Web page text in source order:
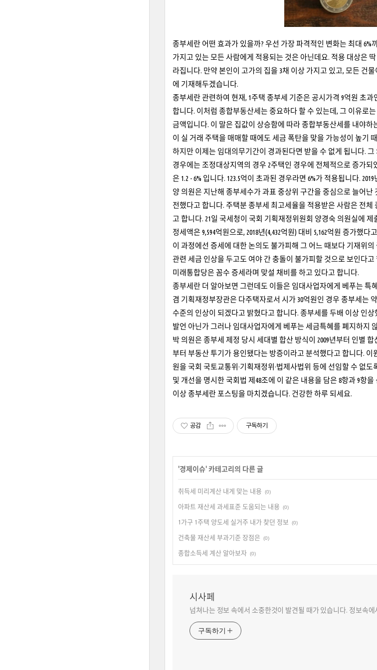
종부세란 어떤 효과가 있을까? 우선 가장 파격적인 변화는 최대 6%
가지고 있는 모든 사람에게 적용되는 것은 아닌데요. 적용 대상은
라집니다. 만약 본인이 고가의 집을 3채 이상 가지고 있고, 모든 건
에 기재해두겠습니다.
종부세란 관련하여 현재, 1주택 종부세 기준은 공시가격 9억원 초
합니다. 이처럼 종합부동산세는 중요하다 할 수 있는데, 그 이유로
금액입니다. 이 말은 집값이 상승함에 따라 종합부동산세를 내야
이 실 거래 주택을 매매할 때에도 세금 폭탄을 맞을 가능성이 높기
하지만 이제는 임대의무기간이 경과된다면 받을 수 없게 됩니다.
경우에는 조정대상지역의 경우 2주택인 경우에 전체적으로 증가
은 1.2 - 6% 입니다. 123.5억이 초과된 경우라면 6%가 적용됩니다.
양 의원은 지난해 종부세수가 과표 중상위 구간을 중심으로 늘어
전했다고 합니다. 주택분 종부세 최고세율을 적용받은 사람은 전체
고 합니다. 21일 국세청이 국회 기획재정위원회 양경숙 의원실에
정세액은 9,594억원으로, 2018년(4,432억원) 대비 5,162억원 증가했다
이 과정에선 증세에 대한 논의도 불가피해 그 어느 때보다 기재위
관련 세금 인상을 두고도 여야 간 충돌이 불가피할 것으로 보인다
미래통합당은 꼼수 증세라며 맞설 채비를 하고 있다고 합니다.
종부세란 더 알아보면 그런데도 이들은 임대사업자에게 베푸는 특
겸 기획재정부장관은 다주택자로서 시가 30억원인 경우 종부세는
수준의 인상이 되겠다고 밝혔다고 합니다. 종부세를 두배 이상 인
발언 아닌가 그러나 임대사업자에게 베푸는 세금특혜를 폐지하지
박 의원은 종부세 제정 당시 세대별 합산 방식이 2009년부터 인별
부터 부동산 투기가 용인됐다는 방증이라고 분석했다고 합니다.
원을 국회 국토교통위·기획재정위·법제사법위 등에 선임할 수 없
및 개선을 명시한 국회법 제48조에 이 같은 내용을 담은 8항과 9항
이상 종부세란 포스팅을 마치겠습니다. 건강한 하루 되세요.
공감 구독하기
'경제이슈' 카테고리의 다른 글
취득세 미리계산 내게 맞는 내용 (0)
아파트 재산세 과세표준 도움되는 내용 (0)
1가구 1주택 양도세 실거주 내가 찾던 정보 (0)
건축물 재산세 부과기준 장점은 (0)
종합소득세 계산 알아보자 (0)
시사페
넘쳐나는 정보 속에서 소중한것이 발견될 때가 있습니다. 정보속
구독하기